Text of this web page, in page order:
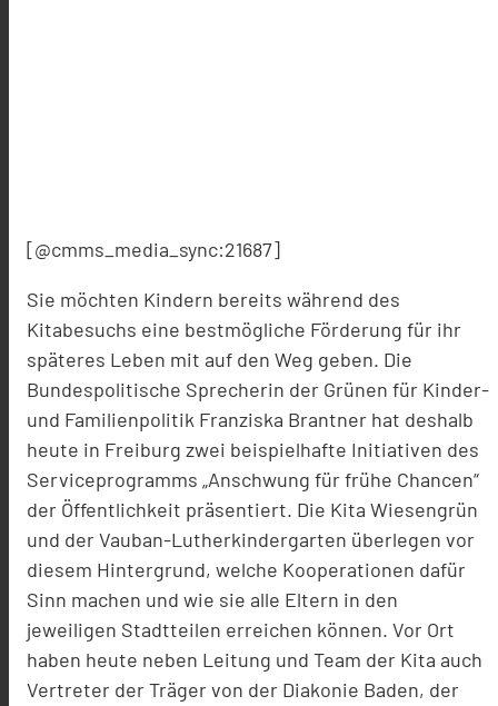
[@cmms_media_sync:21687]
Sie möchten Kindern bereits während des
Kitabesuchs eine bestmögliche Förderung für ihr
späteres Leben mit auf den Weg geben. Die
Bundespolitische Sprecherin der Grünen für Kinder-
und Familienpolitik Franziska Brantner hat deshalb
heute in Freiburg zwei beispielhafte Initiativen des
Serviceprogramms „Anschwung für frühe Chancen“
der Öffentlichkeit präsentiert. Die Kita Wiesengrün
und der Vauban-Lutherkindergarten überlegen vor
diesem Hintergrund, welche Kooperationen dafür
Sinn machen und wie sie alle Eltern in den
jeweiligen Stadtteilen erreichen können. Vor Ort
haben heute neben Leitung und Team der Kita auch
Vertreter der Träger von der Diakonie Baden, der